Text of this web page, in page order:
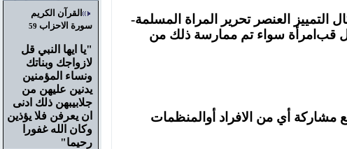
القرآن الكريم
سورة الاحزاب 59
"يا ايها النبي قل
لازواجك وبناتك
ونساء المؤمنين
يدنين عليهن من
جلابيبهن ذلك ادنى
ان يعرفن فلا يؤذين
وكان الله غفورا
رحيما"
-تحرير المراة المسلمة العنصر
امرأة سواء تم ممارسة ذلك من قب
مشاركة أي من الافراد والمنظمات